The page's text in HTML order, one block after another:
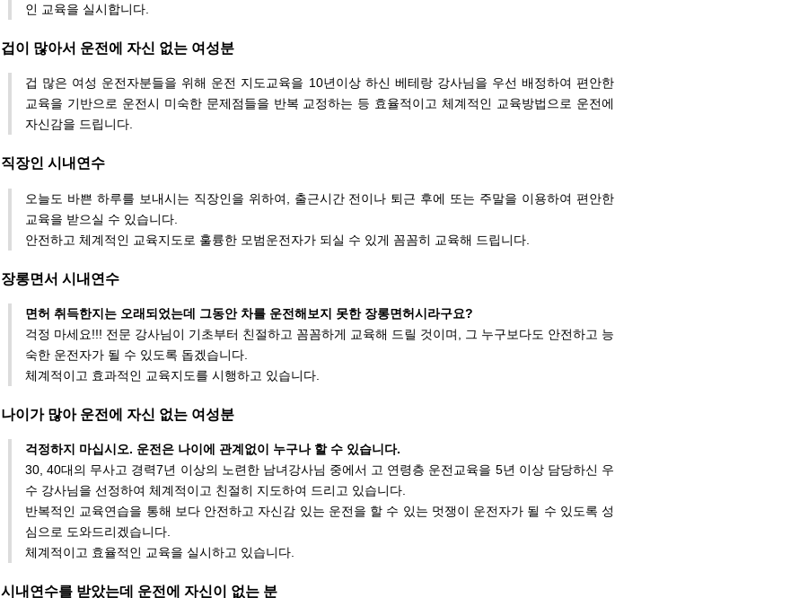
인 교육을 실시합니다.
겁이 많아서 운전에 자신 없는 여성분
겁 많은 여성 운전자분들을 위해 운전 지도교육을 10년이상 하신 베테랑 강사님을 우선 배정하여 편안한
교육을 기반으로 운전시 미숙한 문제점들을 반복 교정하는 등 효율적이고 체계적인 교육방법으로 운전에
자신감을 드립니다.
직장인 시내연수
오늘도 바쁜 하루를 보내시는 직장인을 위하여, 출근시간 전이나 퇴근 후에 또는 주말을 이용하여 편안한
교육을 받으실 수 있습니다.
안전하고 체계적인 교육지도로 훌륭한 모범운전자가 되실 수 있게 꼼꼼히 교육해 드립니다.
장롱면서 시내연수
면허 취득한지는 오래되었는데 그동안 차를 운전해보지 못한 장롱면허시라구요?
걱정 마세요!!! 전문 강사님이 기초부터 친절하고 꼼꼼하게 교육해 드릴 것이며, 그 누구보다도 안전하고 능
숙한 운전자가 될 수 있도록 돕겠습니다.
체계적이고 효과적인 교육지도를 시행하고 있습니다.
나이가 많아 운전에 자신 없는 여성분
걱정하지 마십시오. 운전은 나이에 관계없이 누구나 할 수 있습니다.
30, 40대의 무사고 경력7년 이상의 노련한 남녀강사님 중에서 고 연령층 운전교육을 5년 이상 담당하신 우
수 강사님을 선정하여 체계적이고 친절히 지도하여 드리고 있습니다.
반복적인 교육연습을 통해 보다 안전하고 자신감 있는 운전을 할 수 있는 멋쟁이 운전자가 될 수 있도록 성
심으로 도와드리겠습니다.
체계적이고 효율적인 교육을 실시하고 있습니다.
시내연수를 받았는데 운전에 자신이 없는 분